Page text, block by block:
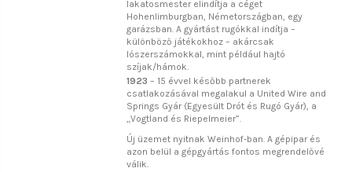
lakatosmester elindítja a céget
Hohenlimburgban, Németországban, egy
garázsban. A gyártást rugókkal indítja –
különböző játékokhoz – akárcsak
lószerszámokkal, mint például hajtó
szíjak/hámok.
1923 – 15 évvel később partnerek
csatlakozásával megalakul a United Wire and
Springs Gyár (Egyesült Drót és Rugó Gyár), a
„Vogtland és Riepelmeier”.
Új üzemet nyitnak Weinhof-ban. A gépipar és
azon belül a gépgyártás fontos megrendelővé
válik.